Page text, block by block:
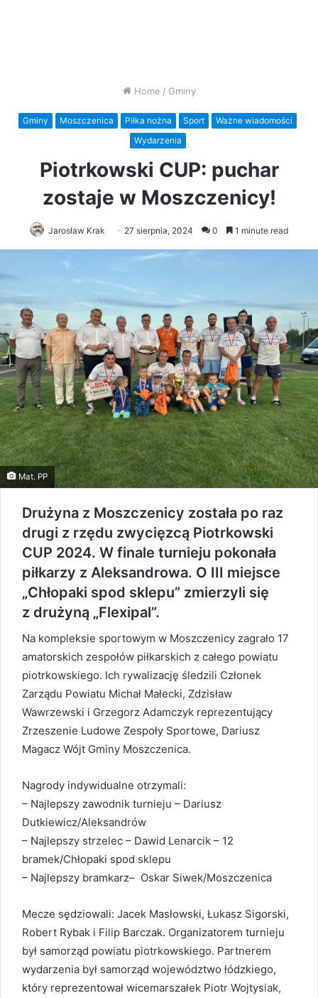
Home / Gminy
Gminy Moszczenica Piłka nożna Sport
Ważne wiadomości
Wydarzenia
Piotrkowski CUP: puchar
zostaje w Moszczenicy!
Jarosław Krak 27 sierpnia, 2024 0 1 minute read
Mat. PP
Drużyna z Moszczenicy została po raz
drugi z rzędu zwycięzcą Piotrkowski
CUP 2024. W finale turnieju pokonała
piłkarzy z Aleksandrowa. O III miejsce
„Chłopaki spod sklepu” zmierzyli się
z drużyną „Flexipal”.
Na kompleksie sportowym w Moszczenicy zagrało 17
amatorskich zespołów piłkarskich z całego powiatu
piotrkowskiego. Ich rywalizację śledzili Członek
Zarządu Powiatu Michał Małecki, Zdzisław
Wawrzewski i Grzegorz Adamczyk reprezentujący
Zrzeszenie Ludowe Zespoły Sportowe, Dariusz
Magacz Wójt Gminy Moszczenica.
Nagrody indywidualne otrzymali:
– Najlepszy zawodnik turnieju – Dariusz
Dutkiewicz/Aleksandrów
– Najlepszy strzelec – Dawid Lenarcik – 12
bramek/Chłopaki spod sklepu
– Najlepszy bramkarz– Oskar Siwek/Moszczenica
Mecze sędziowali: Jacek Masłowski, Łukasz Sigorski,
Robert Rybak i Filip Barczak. Organizatorem turnieju
był samorząd powiatu piotrkowskiego. Partnerem
wydarzenia był samorząd województwo łódzkiego,
który reprezentował wicemarszałek Piotr Wojtysiak,